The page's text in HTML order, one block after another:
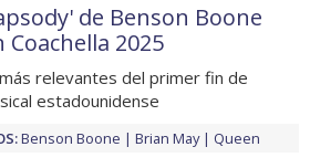
de Benson Boone
2025
relevantes del primer fin de
estadounidense
Benson Boone Brian May Queen